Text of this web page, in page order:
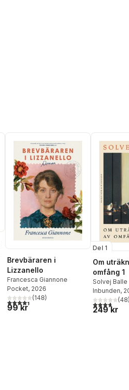
Brevbäraren i
Lizzanello
Francesca Giannone
Pocket, 2026
4,4utav 5 stjärnor. Totalt antal röster:
(148)
99 kr
Del 1
Om
omfång 1
Solvej Balle
Inbunden,
3,7utav 5(48)
249 kr